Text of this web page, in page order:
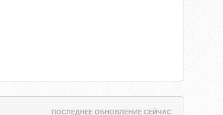
ПОСЛЕДНЕЕ ОБНОВЛЕНИЕ СЕЙЧАС